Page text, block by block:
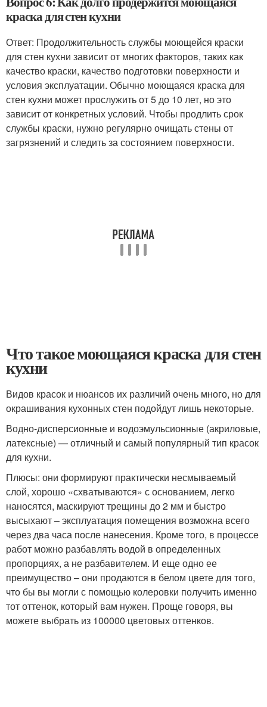
краска для стен кухни
Ответ: Продолжительность службы моющейся краски
для стен кухни зависит от многих факторов, таких как
качество краски, качество подготовки поверхности и
условия эксплуатации. Обычно моющаяся краска для
стен кухни может прослужить от 5 до 10 лет, но это
зависит от конкретных условий. Чтобы продлить срок
службы краски, нужно регулярно очищать стены от
загрязнений и следить за состоянием поверхности.
Что такое моющаяся краска для стен
кухни
Видов красок и нюансов их различий очень много, но для
окрашивания кухонных стен подойдут лишь некоторые.
Водно-дисперсионные и водоэмульсионные (акриловые,
латексные) — отличный и самый популярный тип красок
для кухни.
Плюсы: они формируют практически несмываемый
слой, хорошо «схватываются» с основанием, легко
наносятся, маскируют трещины до 2 мм и быстро
высыхают – эксплуатация помещения возможна всего
через два часа после нанесения. Кроме того, в процессе
работ можно разбавлять водой в определенных
пропорциях, а не разбавителем. И еще одно ее
преимущество – они продаются в белом цвете для того,
что бы вы могли с помощью колеровки получить именно
тот оттенок, который вам нужен. Проще говоря, вы
можете выбрать из 100000 цветовых оттенков.